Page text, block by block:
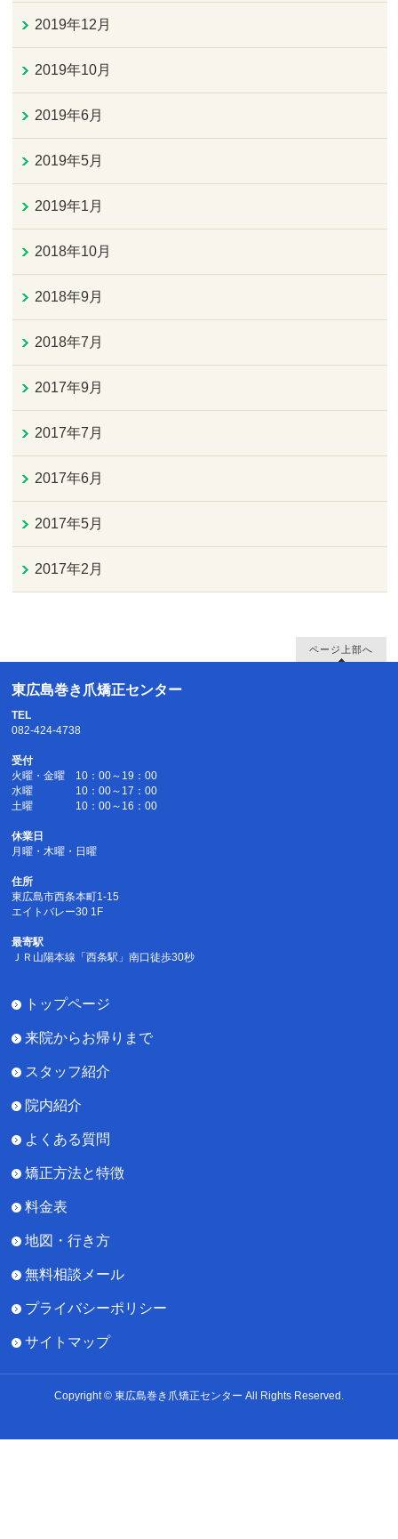
2019年12月
2019年10月
2019年6月
2019年5月
2019年1月
2018年10月
2018年9月
2018年7月
2017年9月
2017年7月
2017年6月
2017年5月
2017年2月
ページ上部へ
東広島巻き爪矯正センター
TEL
082-424-4738
受付
火曜・金曜 10：00～19：00
水曜 10：00～17：00
土曜 10：00～16：00
休業日
月曜・木曜・日曜
住所
東広島市西条本町1-15
エイトバレー30 1F
最寄駅
ＪＲ山陽本線「西条駅」南口徒歩30秒
トップページ
来院からお帰りまで
スタッフ紹介
院内紹介
よくある質問
矯正方法と特徴
料金表
地図・行き方
無料相談メール
プライバシーポリシー
サイトマップ
Copyright © 東広島巻き爪矯正センター All Rights Reserved.